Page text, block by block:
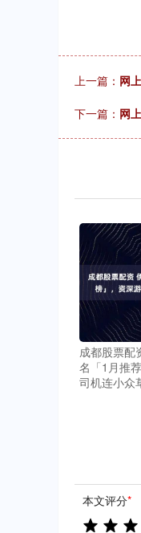
上一篇： 网
下一篇： 网
成都股票配
名「1月推
司机连小众
本文评分*